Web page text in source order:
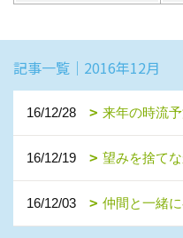
記事一覧｜2016年12月
16/12/28 来年の時流予
16/12/19 望みを捨て
16/12/03 仲間と一緒に